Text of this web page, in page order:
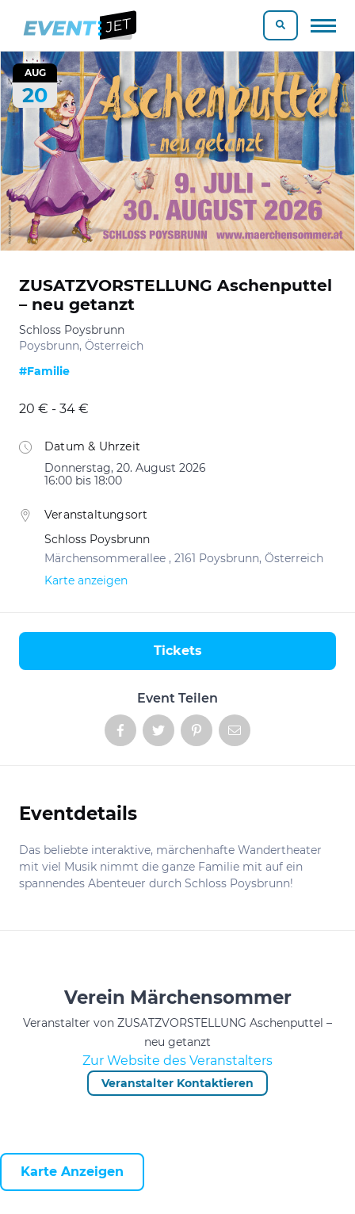
AUG
20
ZUSATZVORSTELLUNG Aschenputtel
– neu getanzt
Schloss Poysbrunn
Poysbrunn, Österreich
#Familie
20 € - 34 €
Datum & Uhrzeit
Donnerstag, 20. August 2026
16:00 bis 18:00
Veranstaltungsort
Schloss Poysbrunn
Märchensommerallee , 2161 Poysbrunn, Österreich
Karte anzeigen
Event Teilen
Tickets
Informationen
Eventdetails
Das beliebte interaktive, märchenhafte Wandertheater
mit viel Musik nimmt die ganze Familie mit auf ein
spannendes Abenteuer durch Schloss Poysbrunn!
Verein Märchensommer
Veranstalter von ZUSATZVORSTELLUNG Aschenputtel –
neu getanzt
Zur Website des Veranstalters
Veranstalter Kontaktieren
Karte Anzeigen